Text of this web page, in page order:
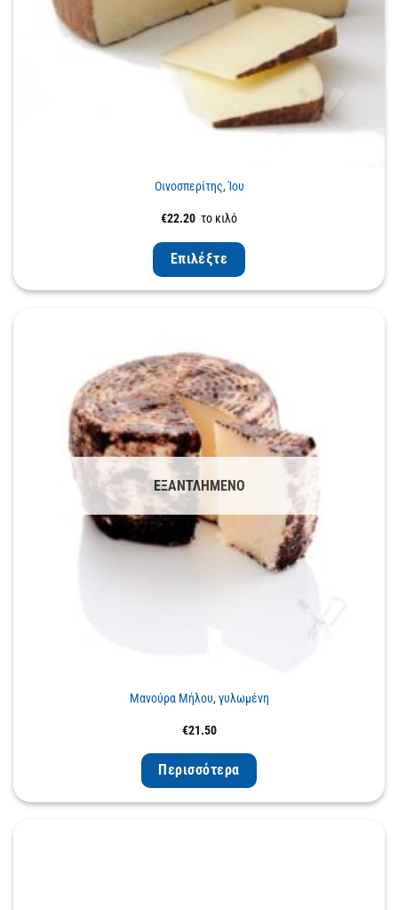
Οινοσπερίτης, Ίου
€22.20 το κιλό
Επιλέξτε
ΕΞΑΝΤΛΗΜΈΝΟ
Μανούρα Μήλου, γυλωμένη
€21.50
Περισσότερα